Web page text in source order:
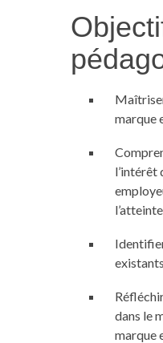
marque
l’intérêt
existants
dans le
marque